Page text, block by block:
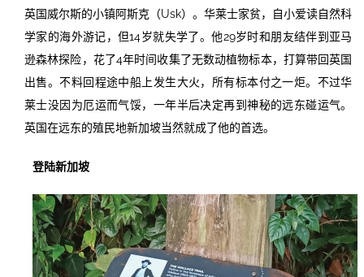
英国威尔斯的小镇阿斯克（Usk）。华莱士家贫，自小爱读自然科
学家的海外游记，但14岁就失学了。他29岁时和朋友结伴到亚马
逊森林探险，花了4年时间收集了无数动植物标本，打算带回英国
出售。不料回程途中船上发生大火，所有标本付之一炬。不过华
莱士没因为厄运而气馁，一年半后决定再到神秘的远东碰运气。
英国在远东的殖民地新加坡当然就成了他的首选。
登陆新加坡